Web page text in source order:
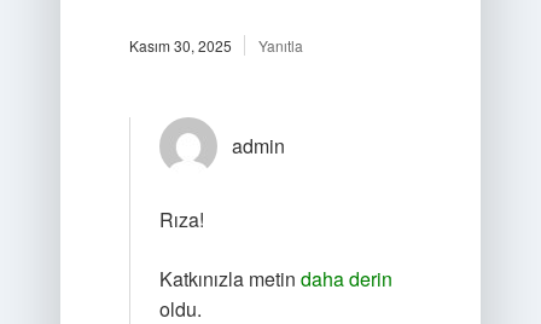
Kasım 30, 2025 Yanıtla
admin
Rıza!
Katkınızla metin daha derin
oldu.